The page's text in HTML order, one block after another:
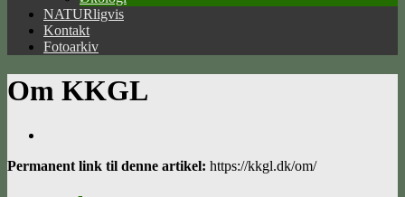
NATURligvis
Kontakt
Fotoarkiv
Om KKGL
Permanent link til denne artikel: https://kkgl.dk/om/